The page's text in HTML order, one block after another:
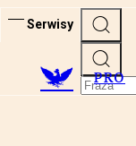
Serwisy
PRO